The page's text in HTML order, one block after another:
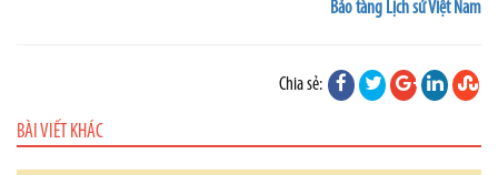
Bảo tàng Lịch sử Việt Nam
Chia sẻ:
BÀI VIẾT KHÁC